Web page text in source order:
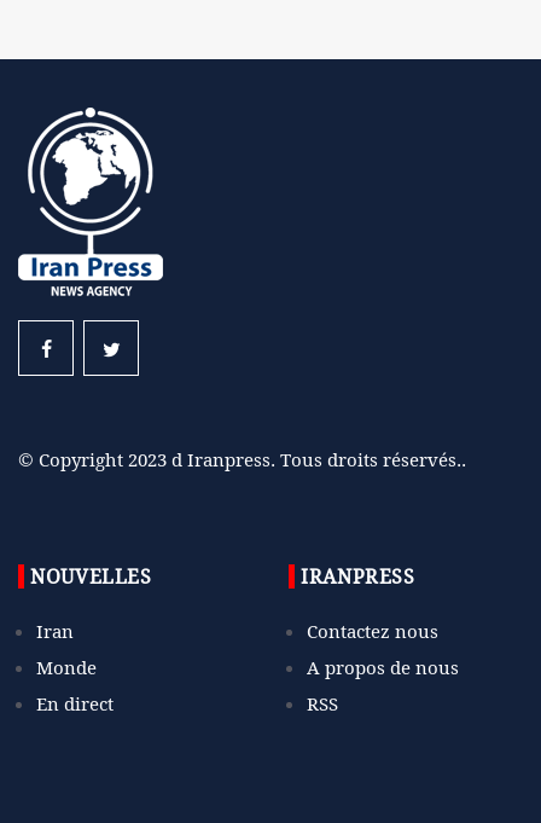
© Copyright 2023 d Iranpress. Tous droits réservés..
NOUVELLES
Iran
Monde
En direct
IRANPRESS
Contactez nous
A propos de nous
RSS